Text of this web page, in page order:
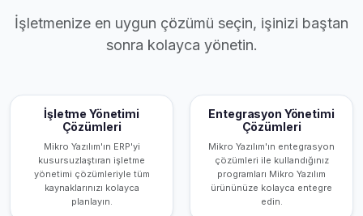
İşletmenize en uygun çözümü seçin, işinizi baştan
sonra kolayca yönetin.
İşletme Yönetimi
Çözümleri
Mikro Yazılım'ın ERP'yi
kusursuzlaştıran işletme
yönetimi çözümleriyle tüm
kaynaklarınızı kolayca
planlayın.
Entegrasyon Yönetimi
Çözümleri
Mikro Yazılım'ın entegrasyon
çözümleri ile kullandığınız
programları Mikro Yazılım
ürününüze kolayca entegre
edin.